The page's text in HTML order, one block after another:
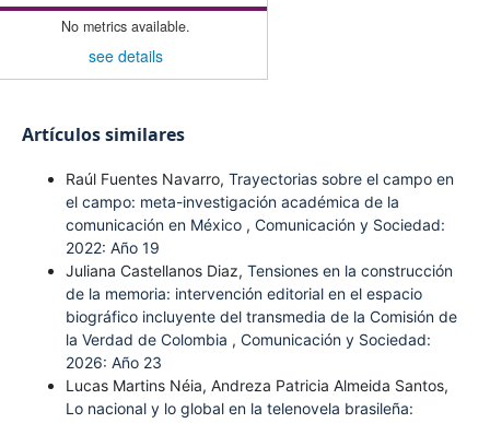
No metrics available.
see details
Artículos similares
Raúl Fuentes Navarro, Trayectorias sobre el campo en
el campo: meta-investigación académica de la
comunicación en México , Comunicación y Sociedad:
2022: Año 19
Juliana Castellanos Diaz, Tensiones en la construcción
de la memoria: intervención editorial en el espacio
biográfico incluyente del transmedia de la Comisión de
la Verdad de Colombia , Comunicación y Sociedad:
2026: Año 23
Lucas Martins Néia, Andreza Patricia Almeida Santos,
Lo nacional y lo global en la telenovela brasileña: